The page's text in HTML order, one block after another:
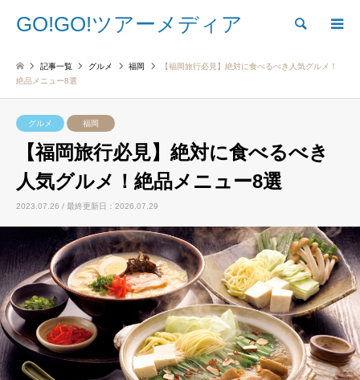
GO!GO!ツアーメディア 検索
記事一覧 グルメ 福岡
【福岡旅行必見】絶対に食べるべき人気グルメ！
絶品メニュー8選
グルメ 福岡
【福岡旅行必見】絶対に食べるべき
人気グルメ！絶品メニュー8選
2023.07.26 / 最終更新日：2026.07.29